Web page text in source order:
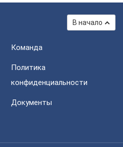
В начало
Команда
Политика
конфиденциальности
Документы